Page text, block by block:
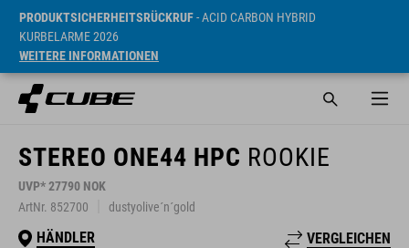
PRODUKTSICHERHEITSRÜCKRUF- ACID CARBON HYBRID
KURBELARME 2026
WEITERE INFORMATIONEN
STEREO ONE44 HPC ROOKIE
UVP* 27790 NOK
ArtNr. 852700
dustyolive´n´gold
HÄNDLER VERGLEICHEN